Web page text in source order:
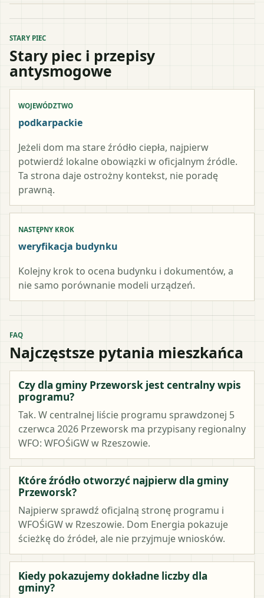
STARY PIEC
Stary piec i przepisy
antysmogowe
WOJEWÓDZTWO
podkarpackie
Jeżeli dom ma stare źródło ciepła, najpierw
potwierdź lokalne obowiązki w oficjalnym źródle.
Ta strona daje ostrożny kontekst, nie poradę
prawną.
NASTĘPNY KROK
weryfikacja budynku
Kolejny krok to ocena budynku i dokumentów, a
nie samo porównanie modeli urządzeń.
FAQ
Najczęstsze pytania mieszkańca
Czy dla gminy Przeworsk jest centralny wpis
programu?
Tak. W centralnej liście programu sprawdzonej 5
czerwca 2026 Przeworsk ma przypisany regionalny
WFO: WFOŚiGW w Rzeszowie.
Które źródło otworzyć najpierw dla gminy
Przeworsk?
Najpierw sprawdź oficjalną stronę programu i
WFOŚiGW w Rzeszowie. Dom Energia pokazuje
ścieżkę do źródeł, ale nie przyjmuje wniosków.
Kiedy pokazujemy dokładne liczby dla
gminy?